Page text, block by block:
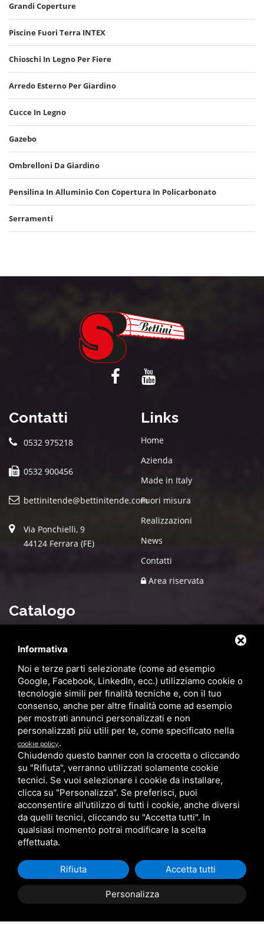
Grandi Coperture
Piscine Fuori Terra INTEX
Chioschi In Legno Per Fiere
Arredo Esterno Per Giardino
Cucce In Legno
Gazebo
Ombrelloni Da Giardino
Pensilina In Alluminio Con Copertura In Policarbonato
Serramenti
Contatti
0532 975218
0532 900456
bettinitende@bettinitende.com
Via Ponchielli, 9
44124 Ferrara (FE)
Links
Home
Azienda
Made in Italy
Fuori misura
Realizzazioni
News
Contatti
Area riservata
Catalogo
Tende da sole su misura
Box in legno su misura
Box auto PVC
Pergole bioclimatiche
Zanzariere
Casette in Legno
Pergolati in legno su misura
per giardini e terrazzi
Grandi Coperture
Piscine fuori terra INTEX
Arredo esterno per giardino
Cucce in Legno
Gazebo
Ombrelloni da giardino
Pensilina in alluminio con
copertura in policarbonato
Serramenti
Soc. 20.000,00 i. v. - R.E.A. 212004 -Aiuti ricevuti
Privacy/Sitemap
Informativa
Noi e terze parti selezionate (come ad esempio
Google, Facebook, LinkedIn, ecc.) utilizziamo cookie o
tecnologie simili per finalità tecniche e, con il tuo
consenso, anche per altre finalità come ad esempio
per mostrati annunci personalizzati e non
personalizzati più utili per te, come specificato nella
cookie policy.
Chiudendo questo banner con la crocetta o cliccando
su "Rifiuta", verranno utilizzati solamente cookie
tecnici. Se vuoi selezionare i cookie da installare,
clicca su "Personalizza". Se preferisci, puoi
acconsentire all'utilizzo di tutti i cookie, anche diversi
da quelli tecnici, cliccando su "Accetta tutti". In
qualsiasi momento potrai modificare la scelta
effettuata.
Personalizza
Rifiuta Accetta tutti